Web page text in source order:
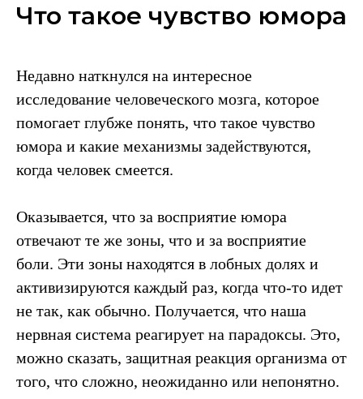
Что такое чувство юмора
Недавно наткнулся на интересное
исследование человеческого мозга, которое
помогает глубже понять, что такое чувство
юмора и какие механизмы задействуются,
когда человек смеется.
Оказывается, что за восприятие юмора
отвечают те же зоны, что и за восприятие
боли. Эти зоны находятся в лобных долях и
активизируются каждый раз, когда что-то идет
не так, как обычно. Получается, что наша
нервная система реагирует на парадоксы. Это,
можно сказать, защитная реакция организма от
того, что сложно, неожиданно или непонятно.